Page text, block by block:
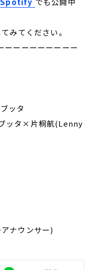
みてください。
ーーーーーーーーー
ッタ
ッタ×片桐航(Lenny
ナウンサー)